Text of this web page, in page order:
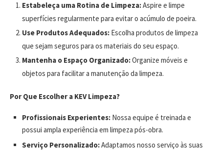
Estabeleça uma Rotina de Limpeza:Aspire e limpe
superfícies regularmente para evitar o acúmulo de poeira.
Use Produtos Adequados: Escolha produtos de limpeza
que sejam seguros para os materiais do seu espaço.
Mantenha o Espaço Organizado:Organize móveis e
objetos para facilitar a manutenção da limpeza.
Por Que Escolher a KEV Limpeza?
Profissionais Experientes: Nossa equipe é treinada e
possui ampla experiência em limpeza pós-obra.
Serviço Personalizado:Adaptamos nosso serviço às suas